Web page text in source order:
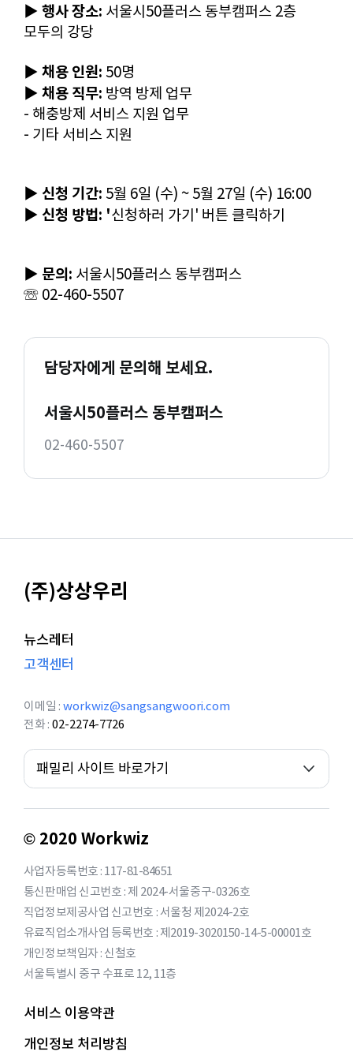
▶ 행사 장소: 서울시50플러스 동부캠퍼스 2층
모두의 강당
▶ 채용 인원: 50명​
▶ 채용 직무: 방역 방제 업무
- 해충방제 서비스 지원 업무
- 기타 서비스 지원
▶ 신청 기간: 5월 6일 (수) ~ 5월 27일 (수) 16:00
▶ 신청 방법: '신청하러 가기' 버튼 클릭하기
▶ 문의: 서울시50플러스 동부캠퍼스
☏ 02-460-5507
담당자에게 문의해 보세요.
서울시50플러스 동부캠퍼스
02-460-5507
(주)상상우리
뉴스레터
고객센터
이메일 workwiz@sangsangwoori.com
전화 02-2274-7726
패밀리 사이트 바로가기
© 2020 Workwiz
사업자등록번호 : 117-81-84651
통신판매업 신고번호 : 제 2024-서울중구-0326호
직업정보제공사업 신고번호 : 서울청 제2024-2호
유료직업소개사업 등록번호 : 제2019-3020150-14-5-00001호
개인정보책임자 : 신철호
서울특별시 중구 수표로 12, 11층
서비스 이용약관
개인정보 처리방침